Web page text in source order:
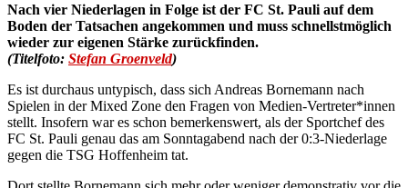
Nach vier Niederlagen in Folge ist der FC St. Pauli auf dem
Boden der Tatsachen angekommen und muss schnellstmöglich
wieder zur eigenen Stärke zurückfinden.
(Titelfoto: Stefan Groenveld)
Es ist durchaus untypisch, dass sich Andreas Bornemann nach
Spielen in der Mixed Zone den Fragen von Medien-Vertreter*innen
stellt. Insofern war es schon bemerkenswert, als der Sportchef des
FC St. Pauli genau das am Sonntagabend nach der 0:3-Niederlage
gegen die TSG Hoffenheim tat.